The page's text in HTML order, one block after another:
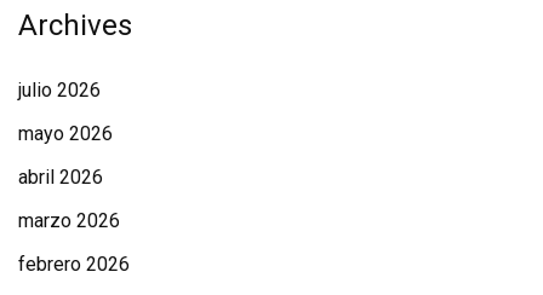
Archives
julio 2026
mayo 2026
abril 2026
marzo 2026
febrero 2026